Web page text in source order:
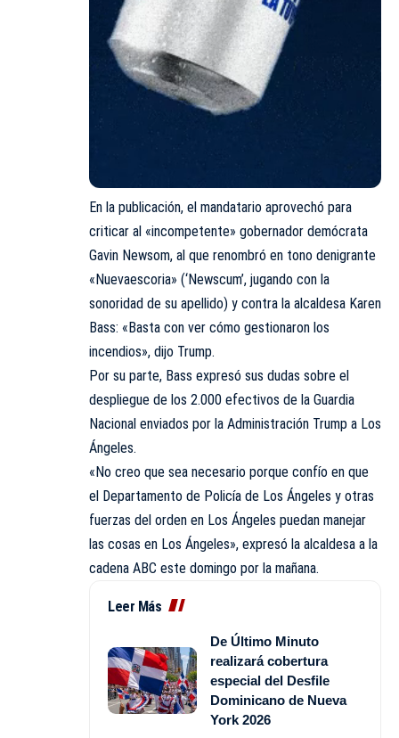
En la publicación, el mandatario aprovechó para
criticar al «incompetente» gobernador demócrata
Gavin Newsom, al que renombró en tono denigrante
«Nuevaescoria» (‘Newscum’, jugando con la
sonoridad de su apellido) y contra la alcaldesa Karen
Bass: «Basta con ver cómo gestionaron los
incendios», dijo Trump.
Por su parte, Bass expresó sus dudas sobre el
despliegue de los 2.000 efectivos de la Guardia
Nacional enviados por la Administración Trump a Los
Ángeles.
«No creo que sea necesario porque confío en que
el Departamento de Policía de Los Ángeles y otras
fuerzas del orden en Los Ángeles puedan manejar
las cosas en Los Ángeles», expresó la alcaldesa a la
cadena ABC este domingo por la mañana.
Leer Más
De Último Minuto
realizará cobertura
especial del Desfile
Dominicano de Nueva
York 2026